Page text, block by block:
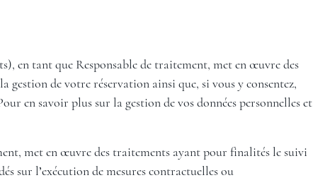
en tant que Responsable de traitement, met en œuvre des
de votre réservation ainsi que, si vous y consentez,
en savoir plus sur la gestion de vos données personnelles et
met en œuvre des traitements ayant pour finalités le suivi
sur l’exécution de mesures contractuelles ou